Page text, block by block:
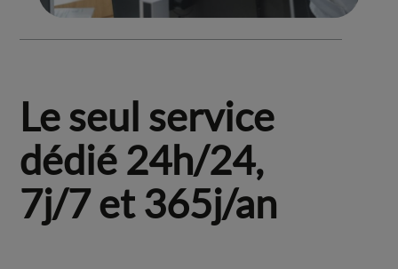
Le seul service
dédié 24h/24,
7j/7 et 365j/an